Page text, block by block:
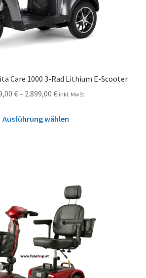
Care 1000 3-Rad Lithium E-Scooter
€– 2.899,00 € inkl. MwSt.
Ausführung wählen